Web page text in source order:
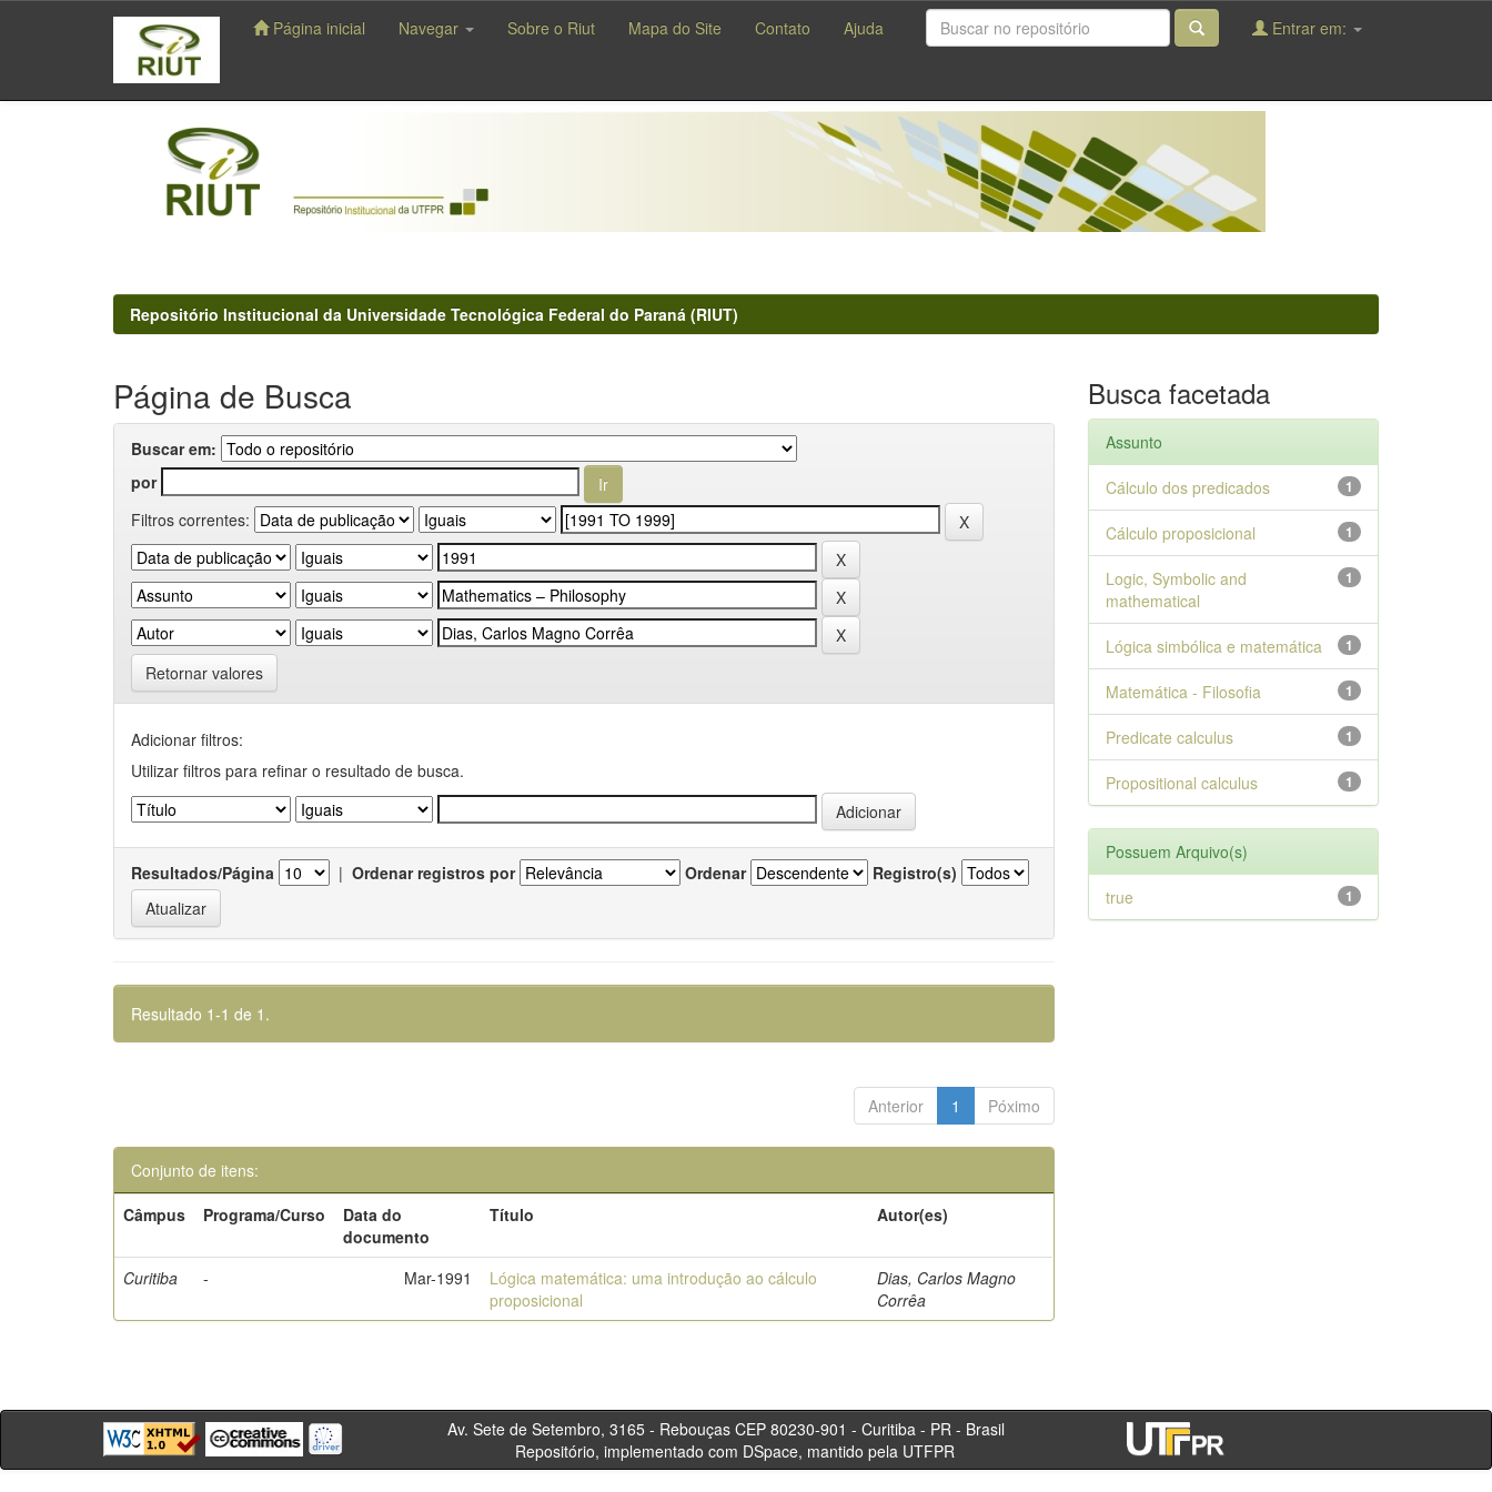
navigation
Página inicial Navegar Sobre o Riut Mapa do Site Contato Ajuda Entrar em:
Repositório Institucional da Universidade Tecnológica Federal do Paraná (RIUT)
Página de Busca
Buscar em:
por
Filtros correntes:
Retornar valores
Adicionar filtros:
Utilizar filtros para refinar o resultado de busca.
Resultados/Página | Ordenar registros por Ordenar Registro(s)
Resultado 1-1 de 1.
Anterior 1 Póximo
Conjunto de itens:
Câmpus
Programa/Curso
Data do
documento
Título Autor(es)
Curitiba - Mar-1991
Lógica matemática: uma introdução ao cálculo
proposicional
Dias, Carlos Magno
Corrêa
Busca facetada
Assunto
1
Cálculo dos predicados
1
Cálculo proposicional
1
Logic, Symbolic and
mathematical
1
Lógica simbólica e matemática
1
Matemática - Filosofia
1
Predicate calculus
1
Propositional calculus
Possuem Arquivo(s)
1
true
Av. Sete de Setembro, 3165 - Rebouças CEP 80230-901 - Curitiba - PR - Brasil
Repositório, implementado com DSpace, mantido pela UTFPR